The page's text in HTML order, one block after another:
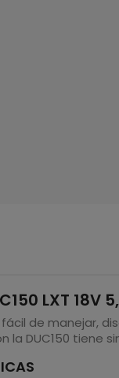
LXT 18V
de manejar,
la DUC150